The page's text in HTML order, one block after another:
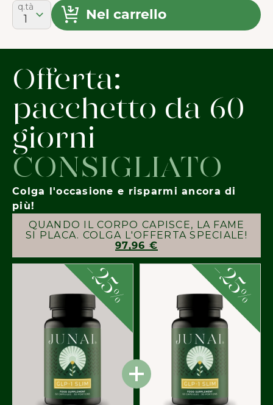
q.tà
1 Nel carrello
Offerta:
pacchetto da 60
giorni
CONSIGLIATO
Colga l'occasione e risparmi ancora di
più!
QUANDO IL CORPO CAPISCE, LA FAME
SI PLACA. COLGA L'OFFERTA SPECIALE!
97,96 €
-
25
%
-
25
%